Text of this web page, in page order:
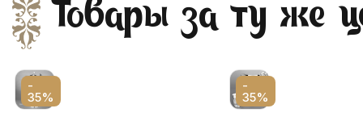
Товары за ту же
-
35%
-
35%